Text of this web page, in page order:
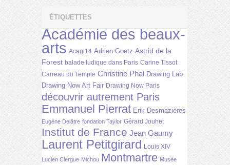
ÉTIQUETTES
Académie des beaux-
arts Acagl14 Adrien Goetz Astrid de la
Forest balade ludique dans Paris Carine Tissot
Carreau du Temple Christine Phal Drawing Lab
Drawing Now Art Fair Drawing Now Paris
découvrir autrement Paris
Emmanuel Pierrat Erik Desmazières
Eugène Delâtre fondation Taylor Gérard Jouhet
Institut de France Jean Gaumy
Laurent Petitgirard Louis XIV
Lucien Clergue Michou Montmartre Musée